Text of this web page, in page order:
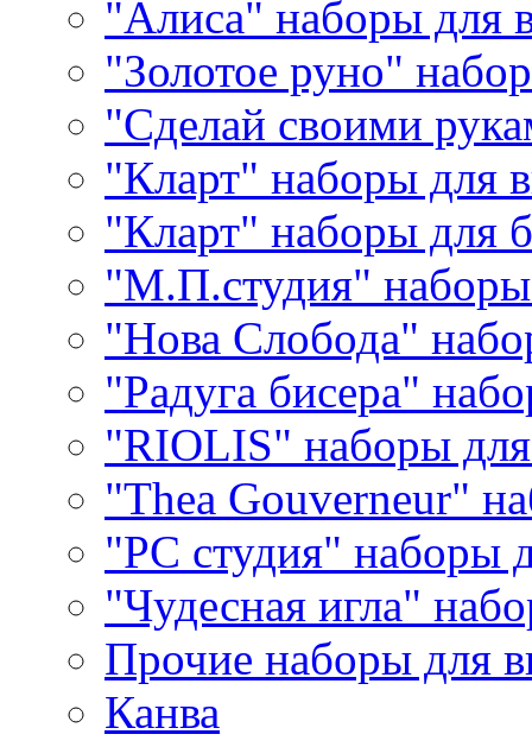
"Алиса" наборы для
"Золотое руно"
"Сделай своими
"Кларт" наборы для
"Кларт" наборы для
"М.П.студия"
"Нова Слобода"
"Радуга бисера"
"RIOLIS" наборы
"Thea Gouverneur"
"РС студия" наборы
"Чудесная игла"
Прочие наборы для
Канва